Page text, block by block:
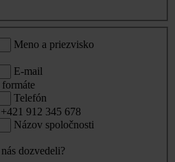
Meno a priezvisko
E-mail
Telefón
912 345 678
Názov spoločnosti
dozvedeli?